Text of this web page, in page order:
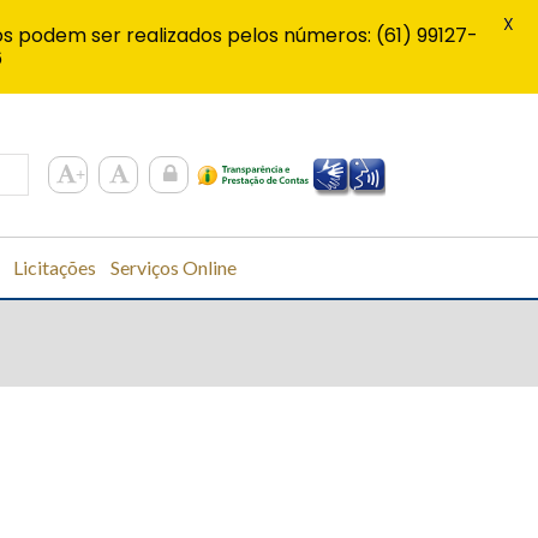
Licitações Serviços Online
ser realizados pelos números: (61) 99127-
X